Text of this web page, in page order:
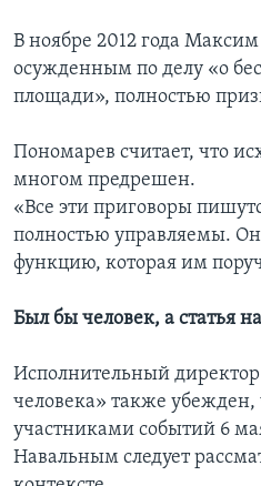
В ноябре 2012 года
осужденным по делу «о
площади», полностью
Пономарев считает, что
многом предрешен.
«Все эти приговоры
полностью управляемы.
функцию, которая им
Был бы человек, а статья
Исполнительный
человека» также убежден,
участниками событий 6
Навальным следует